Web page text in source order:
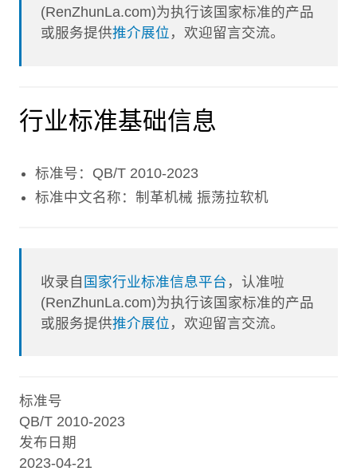
(RenZhunLa.com)为执行该国家标准的产品
或服务提供推介展位 ，欢迎留言交流。
行业标准基础信息
标准号：QB/T 2010-2023
标准中文名称：制革机械 振荡拉软机
收录自 国家行业标准信息平台 ，认准啦
(RenZhunLa.com)为执行该国家标准的产品
或服务提供推介展位 ，欢迎留言交流。
标准号
QB/T 2010-2023
发布日期
2023-04-21